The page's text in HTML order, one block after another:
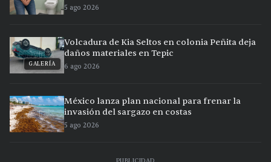
5 ago 2026
GALERÍA
Volcadura de Kia Seltos en colonia Peñita deja
daños materiales en Tepic
6 ago 2026
México lanza plan nacional para frenar la
invasión del sargazo en costas
5 ago 2026
PUBLICIDAD